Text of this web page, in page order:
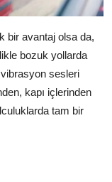
bir avantaj olsa da,
bozuk yollarda
vibrasyon sesleri
kapı içlerinden
tam bir